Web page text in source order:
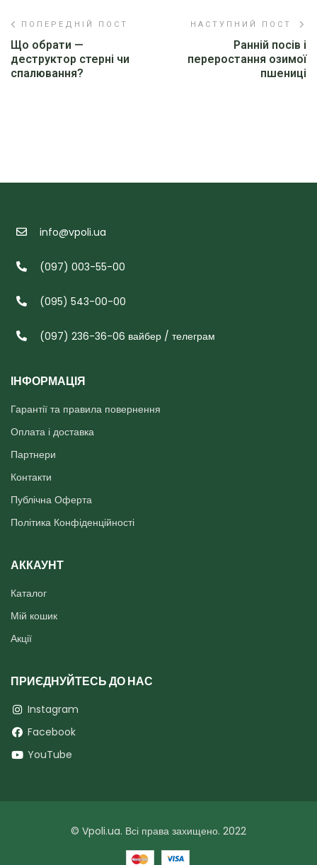
ПОПЕРЕДНІЙ ПОСТ
Що обрати —
деструктор стерні чи
спалювання?
НАСТУПНИЙ ПОСТ
Ранній посів і
переростання озимої
пшениці
info@vpoli.ua
(097) 003-55-00
(095) 543-00-00
(097) 236-36-06 вайбер / телеграм
ІНФОРМАЦІЯ
Гарантії та правила повернення
Оплата і доставка
Партнери
Контакти
Публічна Оферта
Політика Конфіденційності
АККАУНТ
Каталог
Мій кошик
Акції
ПРИЄДНУЙТЕСЬ ДО НАС
Instagram
Facebook
YouTube
© Vpoli.ua. Всі права захищено. 2022